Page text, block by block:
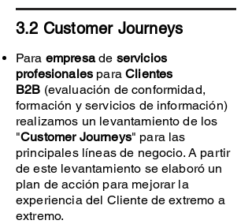
3.2 Customer Journeys
Para empresade servicios
profesionales paraClientes
B2B (evaluación de conformidad,
formación y servicios de información)
realizamos un levantamiento de los
"Customer Journeys" para las
principales líneas de negocio. A partir
de este levantamiento se elaboró un
plan de acción para mejorar la
experiencia del Cliente de extremo a
extremo.